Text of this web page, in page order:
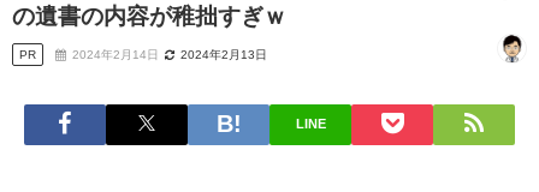
の遺書の内容が稚拙すぎｗ
PR 2024年2月14日 2024年2月13日
LINE